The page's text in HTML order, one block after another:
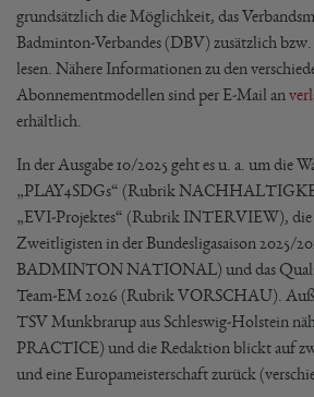
grundsätzlich die Möglichkeit, das
Badminton-Verbandes (DBV) zusätzlich
lesen. Nähere Informationen zu den
Abonnementmodellen sind per E-Mail an
erhältlich.
In der Ausgabe 10/2025 geht es u. a. um die
„PLAY4SDGs“ (Rubrik
„EVI-Projektes“ (Rubrik INTERVIEW), die
Zweitligisten in der Bundesligasaison 2025/
BADMINTON NATIONAL) und das
Team-EM 2026 (Rubrik VORSCHAU).
TSV Munkbrarup aus Schleswig-Holstein
PRACTICE) und die Redaktion blickt auf
und eine Europameisterschaft zurück